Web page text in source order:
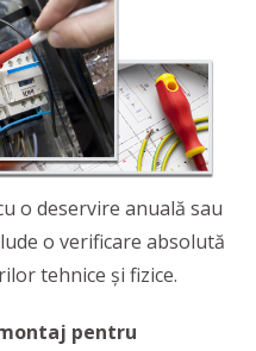
o deservire anuală sau
o verificare absolută
tehnice și fizice.
pentru